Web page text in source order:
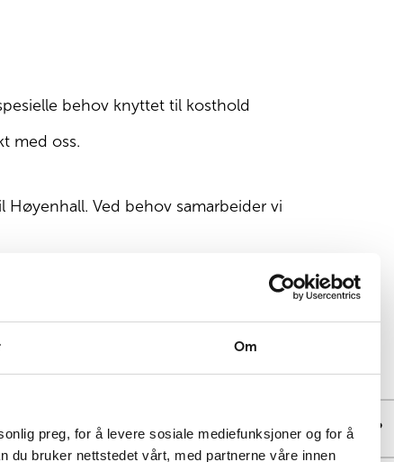
Om
preg, for å levere sosiale mediefunksjoner og for å
du bruker nettstedet vårt, med partnerne våre innen
behov knyttet til kosthold
med oss.
Ved behov samarbeider vi
Hvordan kommer jeg meg til Høyenhall?